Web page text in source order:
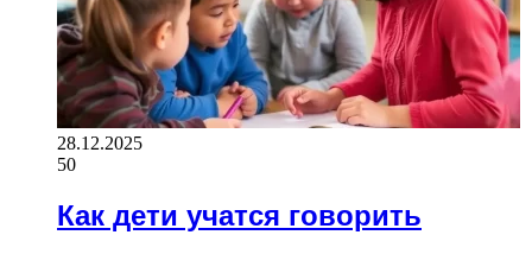
28.12.2025
50
Как дети учатся говорить